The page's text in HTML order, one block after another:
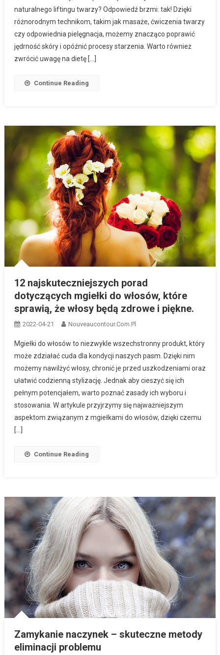
naturalnego liftingu twarzy? Odpowiedź brzmi: tak! Dzięki
różnorodnym technikom, takim jak masaże, ćwiczenia twarzy
czy odpowiednia pielęgnacja, możemy znacząco poprawić
jędrność skóry i opóźnić procesy starzenia. Warto również
zwrócić uwagę na dietę […]
Continue Reading
12 najskuteczniejszych porad
dotyczących mgiełki do włosów, które
sprawią, że włosy będą zdrowe i piękne.
2022-04-21 Nouveaucontour.com.pl
Mgiełki do włosów to niezwykle wszechstronny produkt, który
może zdziałać cuda dla kondycji naszych pasm. Dzięki nim
możemy nawilżyć włosy, chronić je przed uszkodzeniami oraz
ułatwić codzienną stylizację. Jednak aby cieszyć się ich
pełnym potencjałem, warto poznać zasady ich wyboru i
stosowania. W artykule przyjrzymy się najważniejszym
aspektom związanym z mgiełkami do włosów, dzięki czemu
[…]
Continue Reading
Zamykanie naczynek – skuteczne metody
eliminacji problemu